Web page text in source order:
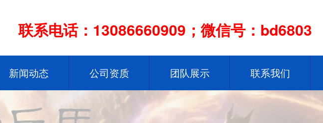
联系电话：13086660909；微信号：bd6803
新闻动态 公司资质 团队展示 联系我们